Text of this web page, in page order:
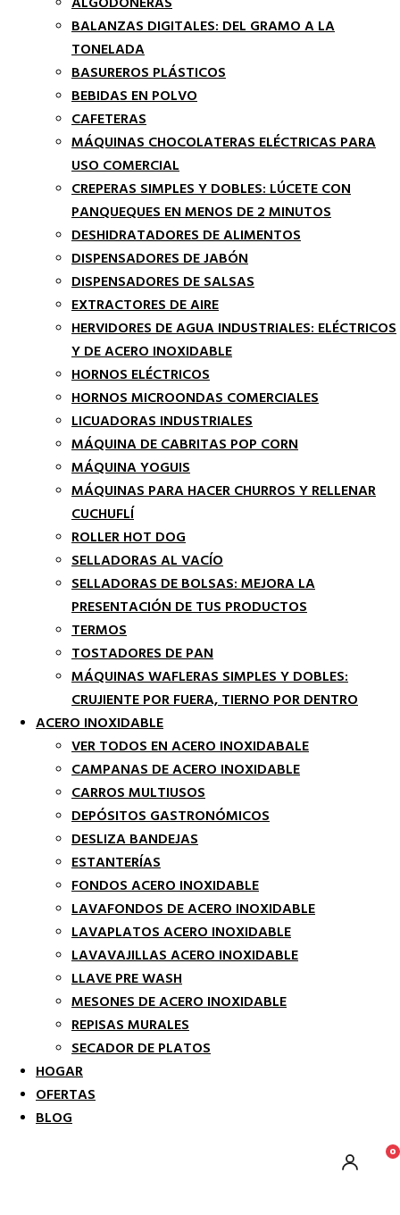
BALANZAS DIGITALES: DEL GRAMO A LA
TONELADA
BASUREROS PLÁSTICOS
BEBIDAS EN POLVO
CAFETERAS
MÁQUINAS CHOCOLATERAS ELÉCTRICAS PARA
USO COMERCIAL
CREPERAS SIMPLES Y DOBLES: LÚCETE CON
PANQUEQUES EN MENOS DE 2 MINUTOS
DESHIDRATADORES DE ALIMENTOS
DISPENSADORES DE JABÓN
DISPENSADORES DE SALSAS
EXTRACTORES DE AIRE
HERVIDORES DE AGUA INDUSTRIALES: ELÉCTRICOS
Y DE ACERO INOXIDABLE
HORNOS ELÉCTRICOS
HORNOS MICROONDAS COMERCIALES
LICUADORAS INDUSTRIALES
MÁQUINA DE CABRITAS POP CORN
MÁQUINA YOGUIS
MÁQUINAS PARA HACER CHURROS Y RELLENAR
CUCHUFLÍ
ROLLER HOT DOG
SELLADORAS AL VACÍO
SELLADORAS DE BOLSAS: MEJORA LA
PRESENTACIÓN DE TUS PRODUCTOS
TERMOS
TOSTADORES DE PAN
MÁQUINAS WAFLERAS SIMPLES Y DOBLES:
CRUJIENTE POR FUERA, TIERNO POR DENTRO
ACERO INOXIDABLE
VER TODOS EN ACERO INOXIDABALE
CAMPANAS DE ACERO INOXIDABLE
CARROS MULTIUSOS
DEPÓSITOS GASTRONÓMICOS
DESLIZA BANDEJAS
ESTANTERÍAS
FONDOS ACERO INOXIDABLE
LAVAFONDOS DE ACERO INOXIDABLE
LAVAPLATOS ACERO INOXIDABLE
LAVAVAJILLAS ACERO INOXIDABLE
LLAVE PRE WASH
MESONES DE ACERO INOXIDABLE
REPISAS MURALES
SECADOR DE PLATOS
HOGAR
OFERTAS
BLOG
0